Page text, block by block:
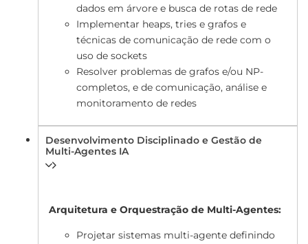
dados em árvore e busca de rotas de rede
Implementar heaps, tries e grafos e
técnicas de comunicação de rede com o
uso de sockets
Resolver problemas de grafos e/ou NP-
completos, e de comunicação, análise e
monitoramento de redes
Desenvolvimento Disciplinado e Gestão de
Multi-Agentes IA
Arquitetura e Orquestração de Multi-Agentes:
Projetar sistemas multi-agente definindo